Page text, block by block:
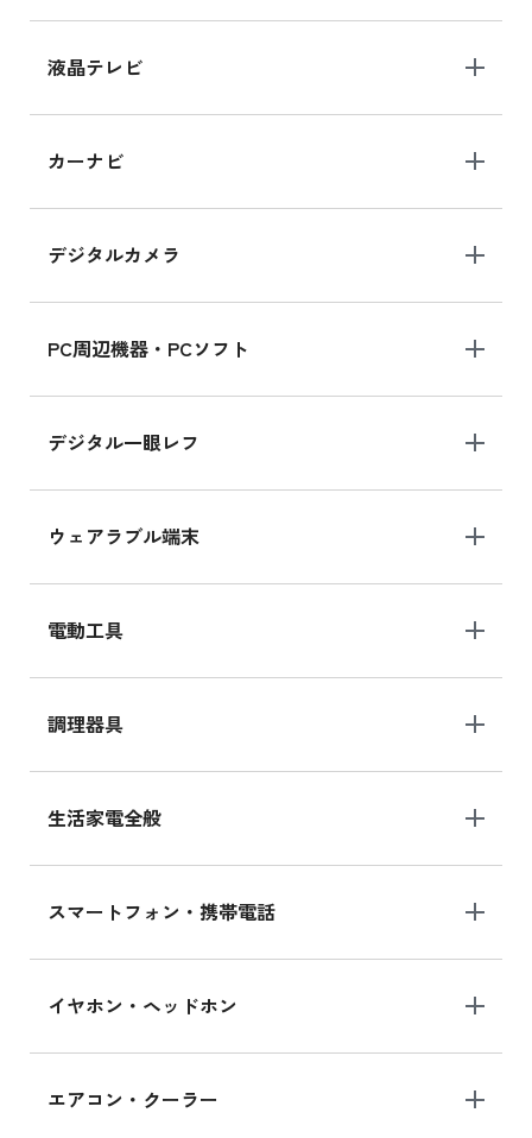
液晶テレビ
カーナビ
デジタルカメラ
PC周辺機器・PCソフト
デジタル一眼レフ
ウェアラブル端末
電動工具
調理器具
生活家電全般
スマートフォン・携帯電話
イヤホン・ヘッドホン
エアコン・クーラー
iPhone 15 128GB シリーズ
iPhone 15 128GB の新品買取価格
MK2K3J/Aの新品買取価格はこちら